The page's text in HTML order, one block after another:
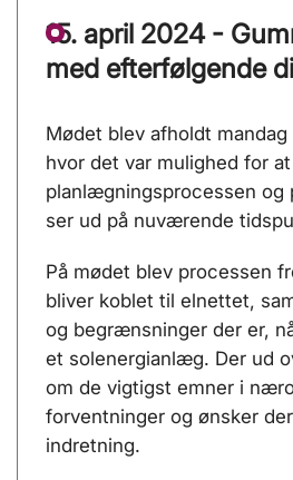
15. april 2024 -
med efterfølgende
Mødet blev afholdt mandag
hvor det var mulighed for
planlægningsprocessen og
ser ud på nuværende
På mødet blev processen
bliver koblet til elnettet,
og begrænsninger der er,
et solenergianlæg. Der ud
om de vigtigst emner i
forventninger og ønsker
indretning.